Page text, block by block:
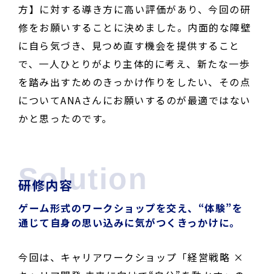
方】に対する導き方に高い評価があり、今回の研
修をお願いすることに決めました。内面的な障壁
に自ら気づき、見つめ直す機会を提供すること
で、一人ひとりがより主体的に考え、新たな一歩
を踏み出すためのきっかけ作りをしたい、その点
についてANAさんにお願いするのが最適ではない
かと思ったのです。
Solution
研修内容
ゲーム形式のワークショップを交え、“体験”を
通じて自身の思い込みに気がつくきっかけに。
今回は、キャリアワークショップ「経営戦略 ×